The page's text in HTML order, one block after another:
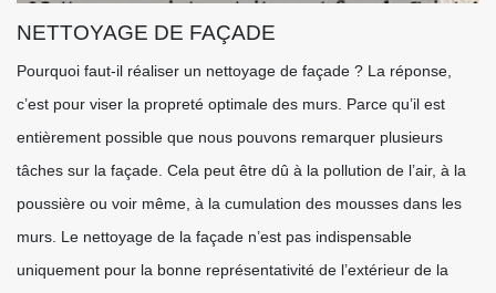
NETTOYAGE DE FAÇADE
Pourquoi faut-il réaliser un nettoyage de façade ? La réponse,
c’est pour viser la propreté optimale des murs. Parce qu’il est
entièrement possible que nous pouvons remarquer plusieurs
tâches sur la façade. Cela peut être dû à la pollution de l’air, à la
poussière ou voir même, à la cumulation des mousses dans les
murs. Le nettoyage de la façade n’est pas indispensable
uniquement pour la bonne représentativité de l’extérieur de la